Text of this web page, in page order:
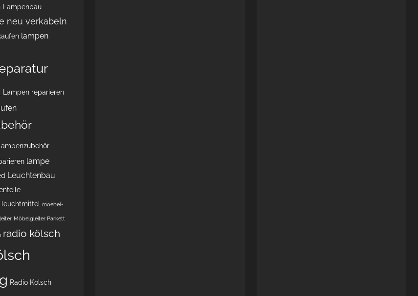
Lampenbau
neu verkabeln
lampen
Lampen reparieren
Lampenzubehör
lampe
Leuchtenbau
leuchtmittel moebel-
Möbelgleiter Parkett
radio kölsch
Radio Kölsch